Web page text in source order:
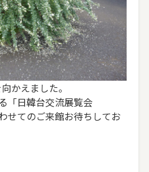
かえました。
「日韓台交流展覧会
せてのご来館お待ちしてお